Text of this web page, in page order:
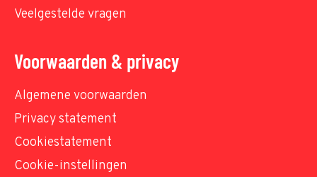
Veelgestelde vragen
Voorwaarden & privacy
Algemene voorwaarden
Privacy statement
Cookiestatement
Cookie-instellingen